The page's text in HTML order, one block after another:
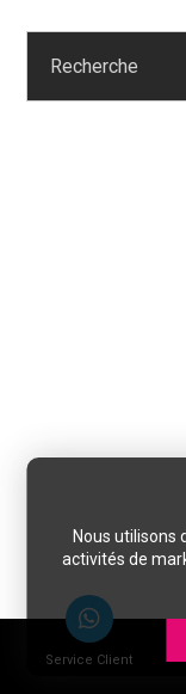
Service Client
Nous utilisons
activités de